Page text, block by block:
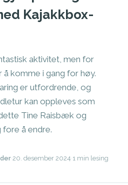
Kajakkbox-
aktivitet, men for
komme i gang for høy.
er utfordrende, og
kan oppleves som
Tine Raisbæk og
fore å endre.
·20. desember 2024·1 min lesing